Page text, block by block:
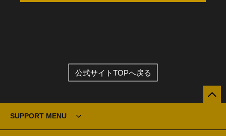
公式サイトTOPへ戻る
SUPPORT MENU